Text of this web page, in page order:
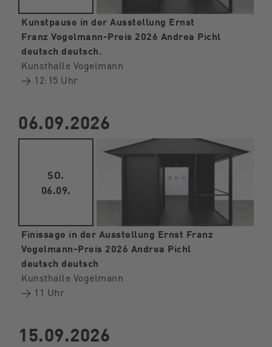
Kunstpause in der Ausstellung Ernst
Franz Vogelmann-Preis 2026 Andrea Pichl
deutsch deutsch.
Kunsthalle Vogelmann
→ 12:15 Uhr
06.09.2026
SO.
06.09.
Finissage in der Ausstellung Ernst Franz
Vogelmann-Preis 2026 Andrea Pichl
deutsch deutsch
Kunsthalle Vogelmann
→ 11 Uhr
15.09.2026